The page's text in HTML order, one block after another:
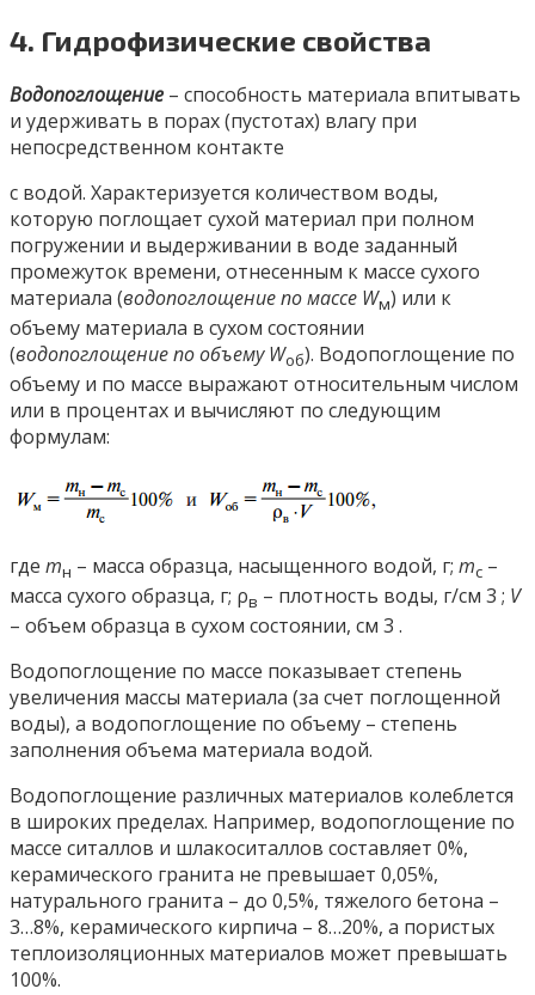
4. Гидрофизические свойства
Водопоглощение – способность материала впитывать
и удерживать в порах (пустотах) влагу при
непосредственном контакте
с водой. Характеризуется количеством воды,
которую поглощает сухой материал при полном
погружении и выдерживании в воде заданный
промежуток времени, отнесенным к массе сухого
материала (водопоглощение по массе Wм) или к
объему материала в сухом состоянии
(водопоглощение по объему Wоб). Водопоглощение по
объему и по массе выражают относительным числом
или в процентах и вычисляют по следующим
формулам:
где mн – масса образца, насыщенного водой, г; mс –
масса сухого образца, г; ρв – плотность воды, г/см 3 ; V
– объем образца в сухом состоянии, см 3 .
Водопоглощение по массе показывает степень
увеличения массы материала (за счет поглощенной
воды), а водопоглощение по объему – степень
заполнения объема материала водой.
Водопоглощение различных материалов колеблется
в широких пределах. Например, водопоглощение по
массе ситаллов и шлакоситаллов составляет 0%,
керамического гранита не превышает 0,05%,
натурального гранита – до 0,5%, тяжелого бетона –
3…8%, керамического кирпича – 8…20%, а пористых
теплоизоляционных материалов может превышать
100%.